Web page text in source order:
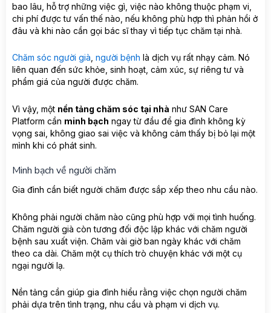
bao lâu, hỗ trợ những việc gì, việc nào không thuộc phạm vi,
chi phí được tư vấn thế nào, nếu không phù hợp thì phản hồi ở
đâu và khi nào cần gọi bác sĩ thay vì tiếp tục chăm tại nhà.
Chăm sóc người già người bệnh là dịch vụ rất nhạy cảm. Nó
liên quan đến sức khỏe, sinh hoạt, cảm xúc, sự riêng tư và
phẩm giá của người được chăm.
Vì vậy, một nền tảng chăm sóc tại nhà như SAN Care
Platform cần minh bạch ngay từ đầu để gia đình không kỳ
vọng sai, không giao sai việc và không cảm thấy bị bỏ lại một
mình khi có phát sinh.
Minh bạch về người chăm
Gia đình cần biết người chăm được sắp xếp theo nhu cầu nào.
Không phải người chăm nào cũng phù hợp với mọi tình huống.
Chăm người già còn tương đối độc lập khác với chăm người
bệnh sau xuất viện. Chăm vài giờ ban ngày khác với chăm
theo ca dài. Chăm một cụ thích trò chuyện khác với một cụ
ngại người lạ.
Nền tảng cần giúp gia đình hiểu rằng việc chọn người chăm
phải dựa trên tình trạng, nhu cầu và phạm vi dịch vụ.